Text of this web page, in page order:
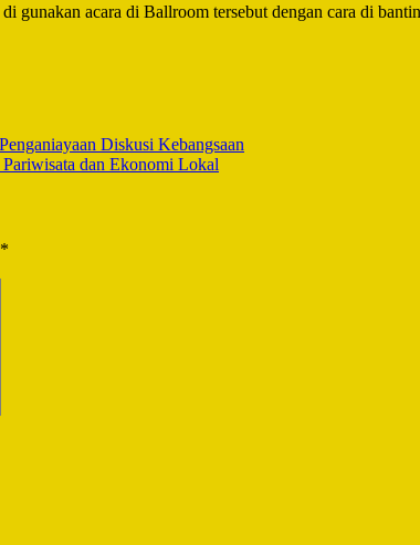
acara di Ballroom tersebut dengan cara di
Diskusi Kebangsaan
dan Ekonomi Lokal
*